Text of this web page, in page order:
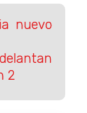
nuevo
2